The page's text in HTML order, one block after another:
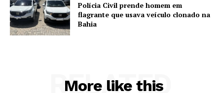
Polícia Civil prende homem em
flagrante que usava veículo clonado na
Bahia
More like this
RELATED